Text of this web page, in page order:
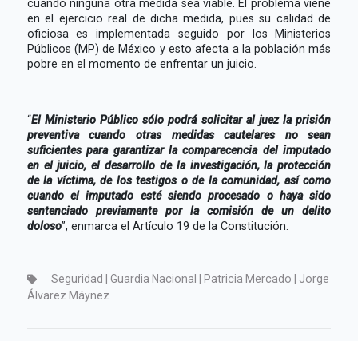
cuando ninguna otra medida sea viable. El problema viene
en el ejercicio real de dicha medida, pues su calidad de
oficiosa es implementada seguido por los Ministerios
Públicos (MP) de México y esto afecta a la población más
pobre en el momento de enfrentar un juicio.
“El Ministerio Público sólo podrá solicitar al juez la prisión
preventiva cuando otras medidas cautelares no sean
suficientes para garantizar la comparecencia del imputado
en el juicio, el desarrollo de la investigación, la protección
de la víctima, de los testigos o de la comunidad, así como
cuando el imputado esté siendo procesado o haya sido
sentenciado previamente por la comisión de un delito
doloso”, enmarca el Artículo 19 de la Constitución.
Seguridad | Guardia Nacional | Patricia Mercado | Jorge
Álvarez Máynez